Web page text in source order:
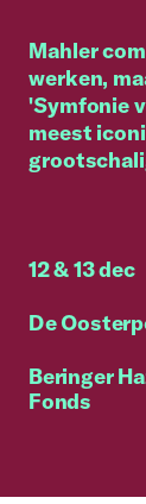
Mahler
werken,
'Symfonie
meest
12 & 13 dec
De
Beringer
Fonds